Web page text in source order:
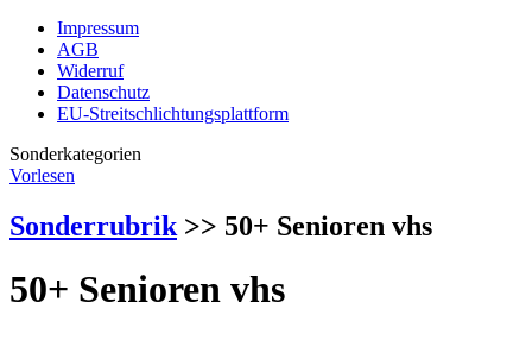
Impressum
AGB
Widerruf
Datenschutz
EU-Streitschlichtungsplattform
Sonderkategorien
Vorlesen
Sonderrubrik >> 50+ Senioren vhs
50+ Senioren vhs